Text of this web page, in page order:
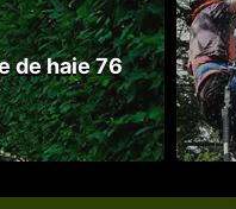
de haie 76